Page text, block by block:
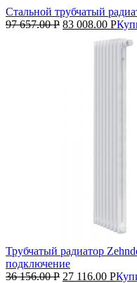
Стальной трубчатый
97 657.00Р 83 008.00 Р
Трубчатый радиатор
подключение
36 156.00Р 27 116.00 Р